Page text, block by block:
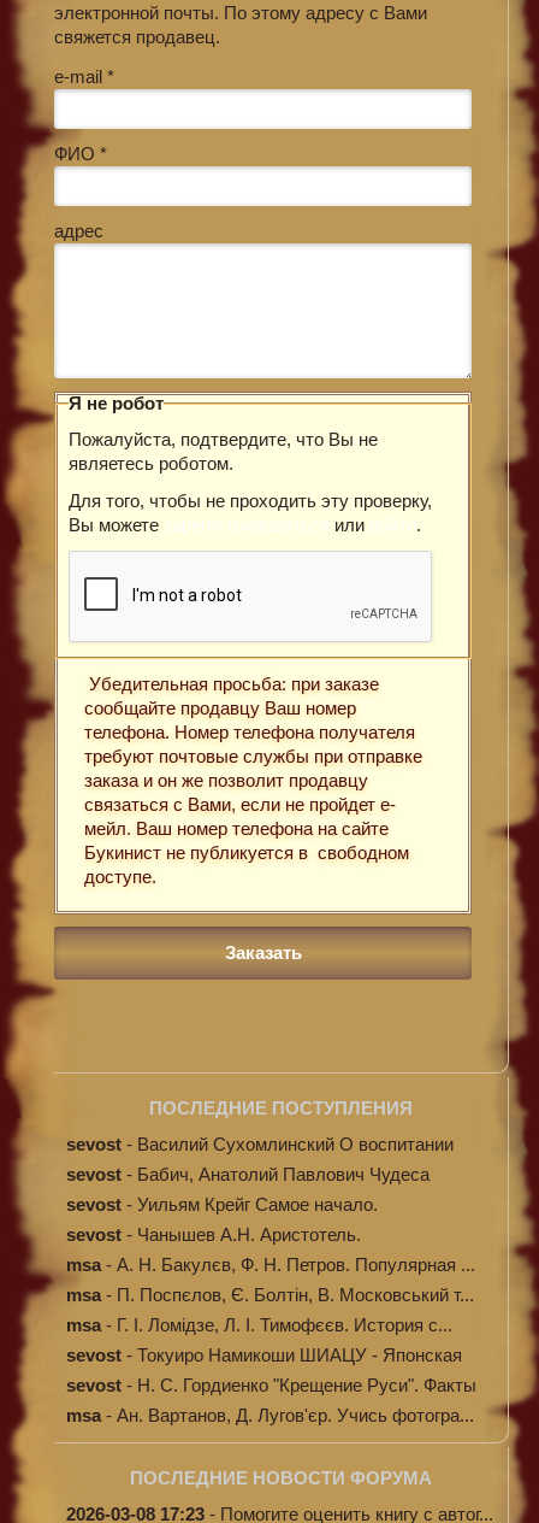
электронной почты. По этому адресу с Вами
свяжется продавец.
e-mail *
ФИО *
адрес
Я не робот
Пожалуйста, подтвердите, что Вы не
являетесь роботом.
Для того, чтобы не проходить эту проверку,
Вы можете зарегистрироваться или войти.
Убедительная просьба: при заказе
сообщайте продавцу Ваш номер
телефона. Номер телефона получателя
требуют почтовые службы при отправке
заказа и он же позволит продавцу
связаться с Вами, если не пройдет е-
мейл. Ваш номер телефона на сайте
Букинист не публикуется в свободном
доступе.
ПОСЛЕДНИЕ ПОСТУПЛЕНИЯ
sevost - Василий Сухомлинский О воспитании
sevost - Бабич, Анатолий Павлович Чудеса
исцелени...
sevost - Уильям Крейг Самое начало.
Происхождение...
sevost - Чанышев А.Н. Аристотель.
msa - А. Н. Бакулєв, Ф. Н. Петров. Популярная ...
msa - П. Поспєлов, Є. Болтін, В. Московський т...
msa - Г. І. Ломідзе, Л. І. Тимофєєв. История с...
sevost - Токуиро Намикоши ШИАЦУ - Японская
терапи...
sevost - Н. С. Гордиенко "Крещение Руси". Факты
п...
msa - Ан. Вартанов, Д. Лугов'єр. Учись фотогра...
ПОСЛЕДНИЕ НОВОСТИ ФОРУМА
2026-03-08 17:23 - Помогите оценить книгу с автог...